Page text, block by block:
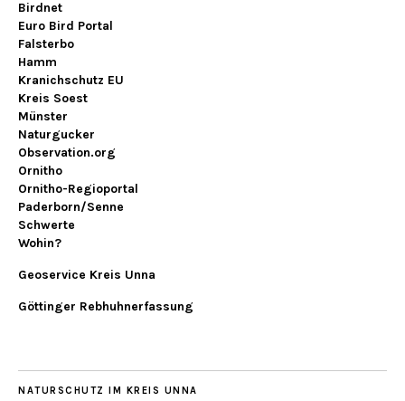
Birdnet
Euro Bird Portal
Falsterbo
Hamm
Kranichschutz EU
Kreis Soest
Münster
Naturgucker
Observation.org
Ornitho
Ornitho-Regioportal
Paderborn/Senne
Schwerte
Wohin?
Geoservice Kreis Unna
Göttinger Rebhuhnerfassung
NATURSCHUTZ IM KREIS UNNA